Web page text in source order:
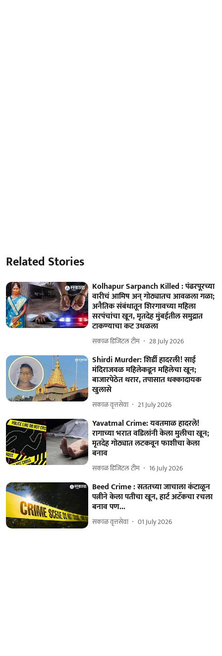
Related Stories
Kolhapur Sarpanch Killed : पंढरपूरच्या
वारीचं आमिष अन् गोठ्यातच आवळला गळा;
अनैतिक संबंधातून शिरगावच्या महिला
सरपंचांचा खून, मृतदेह मुंबईतील समुद्रात
टाकण्याचा कट उधळला
सकाळ डिजिटल टीम 28 July 2026
Shirdi Murder: शिर्डी हादरली! साई
मंदिराजवळ महिलेकडून महिलेचा खून;
बाजारपेठेत थरार, तपासात धक्कादायक
खुलासे
सकाळ वृत्तसेवा 21 July 2026
Yavatmal Crime: यवतमाळ हादरले!
रागाच्या भरात वडिलांनी केला मुलीचा खून;
मृतदेह गोठ्यात लटकवून फाशीचा केला
बनाव
सकाळ डिजिटल टीम 16 July 2026
Beed Crime : सततच्या जाचाला कंटाळून
पत्नीने केला पतीचा खून, हार्ट अटॅकचा रचला
बनाव पण...
सकाळ वृत्तसेवा 01 July 2026